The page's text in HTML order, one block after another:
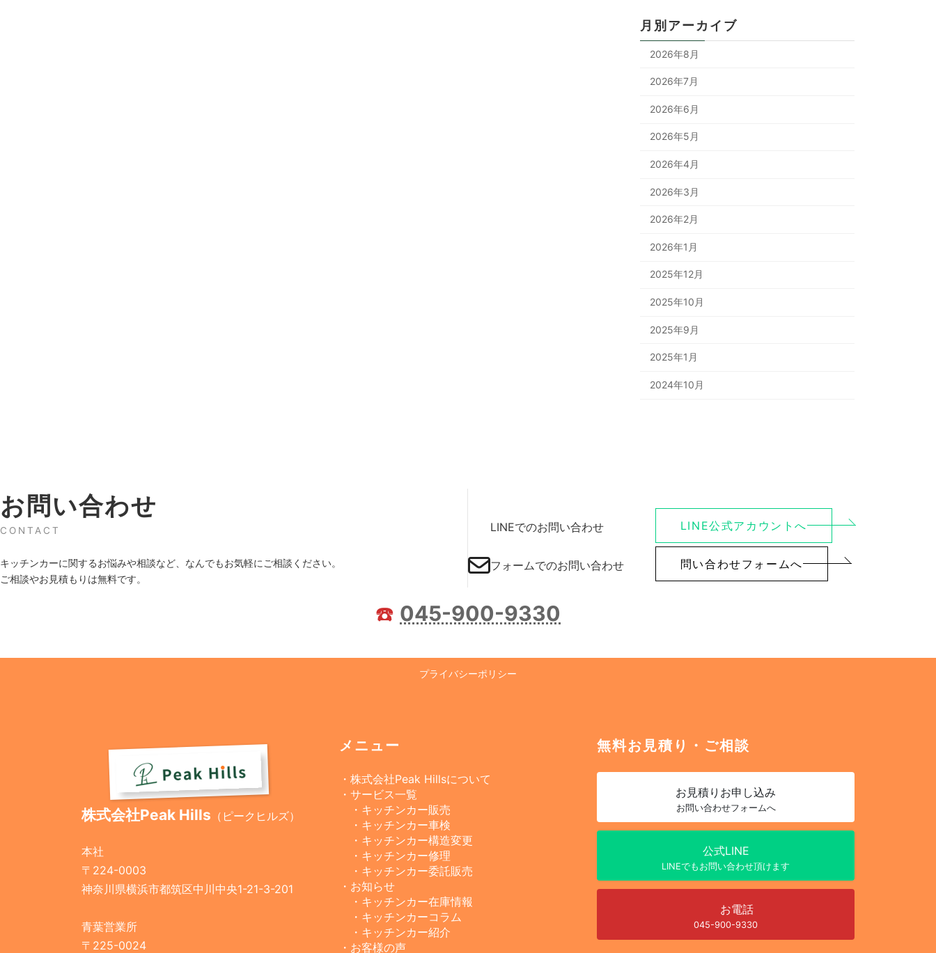
月別アーカイブ
2026年8月
2026年7月
2026年6月
2026年5月
2026年4月
2026年3月
2026年2月
2026年1月
2025年12月
2025年10月
2025年9月
2025年1月
2024年10月
お問い合わせ
CONTACT
キッチンカーに関するお悩みや相談など、なんでもお気軽にご相談ください。
ご相談やお見積もりは無料です。
LINEでのお問い合わせ LINE公式アカウントへ
フォームでのお問い合わせ 問い合わせフォームへ
☎️ 045-900-9330
プライバシーポリシー
株式会社Peak Hills （ピークヒルズ）
本社
〒224-0003
神奈川県横浜市都筑区中川中央1-21-3-201
青葉営業所
〒225-0024
メニュー
・株式会社Peak Hillsについて
・サービス一覧
・キッチンカー販売
・キッチンカー車検
・キッチンカー構造変更
・キッチンカー修理
・キッチンカー委託販売
・お知らせ
・キッチンカー在庫情報
・キッチンカーコラム
・キッチンカー紹介
・お客様の声
無料お見積り・ご相談
お見積り お申し込み
お問い合わせフォームへ
公式LINE
LINEでもお問い合わせ頂けます
お電話
045-900-9330